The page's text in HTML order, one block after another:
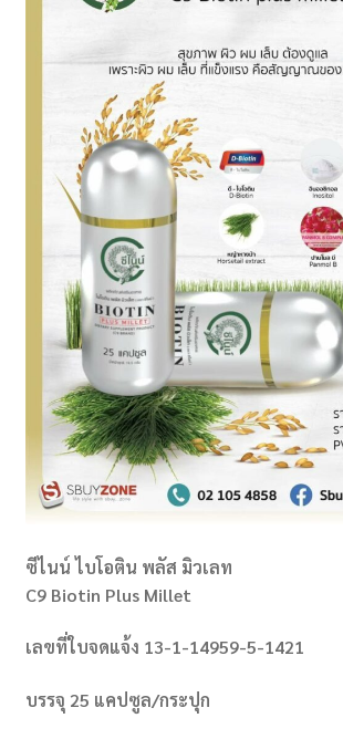
ซีไนน์ ไบโอติน พลัส มิวเลท
C9 Biotin Plus Millet
เลขที่ใบจดแจ้ง 13-1-14959-5-1421
บรรจุ 25 แคปซูล/กระปุก